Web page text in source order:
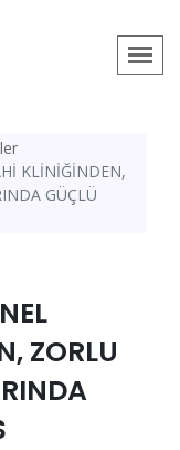
KLİNİĞİNDEN,
GÜÇLÜ
ZORLU